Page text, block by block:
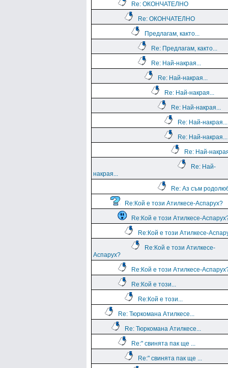
Re: ОКОНЧАТЕЛНО
Re: ОКОНЧАТЕЛНО
Предлагам, както...
Re: Предлагам, както...
Re: Най-накрая...
Re: Най-накрая...
Re: Най-накрая...
Re: Най-накрая...
Re: Най-накрая...
Re: Най-накрая...
Re: Най-
Re: Най-
накрая...
Re: Аз съм
Re:Кой е този Атилкесе-Аспарух?
Re:Кой е този Атилкесе-
Re:Кой е този Атилкесе-
Re:Кой е този Атилкесе-
Аспарух?
Re:Кой е този Атилкесе-
Re:Кой е този...
Re:Кой е този...
Re: Тюркомана Атилкесе...
Re: Тюркомана Атилкесе...
Re:" свинята пак ще ...
Re:" свинята пак ще ...